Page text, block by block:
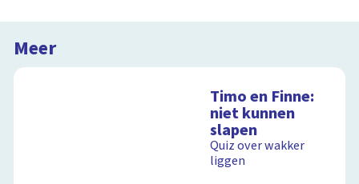
Meer
Timo en Finne:
niet kunnen
slapen
Quiz over wakker
liggen